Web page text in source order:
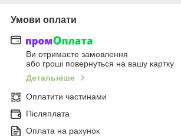
Умови оплати
Ви отримаєте замовлення
або гроші повернуться на вашу картку
Детальніше
Оплатити частинами
Післяплата
Оплата на рахунок